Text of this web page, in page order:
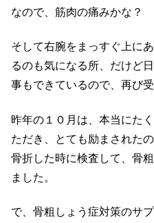
なので、筋肉の痛みかな？
そして右腕をまっすぐ上に
るのも気になる所、だけど
事もできているので、再び
昨年の１０月は、本当にた
ただき、とても励まされた
骨折した時に検査して、骨
ました。
で、骨粗しょう症対策のサ